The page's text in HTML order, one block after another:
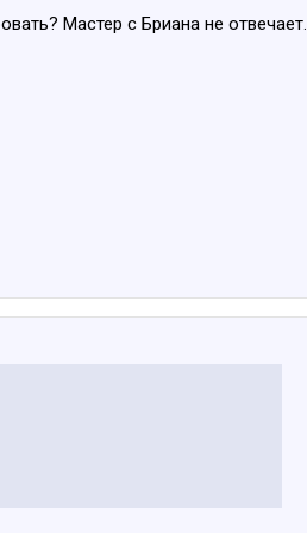
Мастер с Бриана не отвечает.